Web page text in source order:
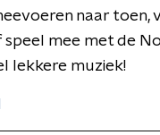
naar toen,
mee met de
lekkere muziek!